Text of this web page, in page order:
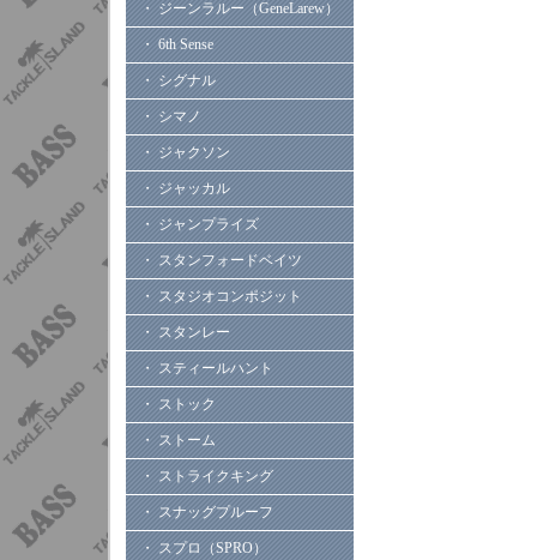
・ ジーンラルー（GeneLarew）
・ 6th Sense
・ シグナル
・ シマノ
・ ジャクソン
・ ジャッカル
・ ジャンプライズ
・ スタンフォードベイツ
・ スタジオコンポジット
・ スタンレー
・ スティールハント
・ ストック
・ ストーム
・ ストライクキング
・ スナッグプルーフ
・ スプロ（SPRO）